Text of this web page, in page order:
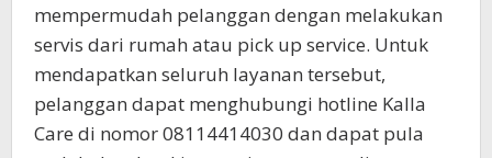
mempermudah pelanggan dengan melakukan
servis dari rumah atau pick up service. Untuk
mendapatkan seluruh layanan tersebut,
pelanggan dapat menghubungi hotline Kalla
Care di nomor 08114414030 dan dapat pula